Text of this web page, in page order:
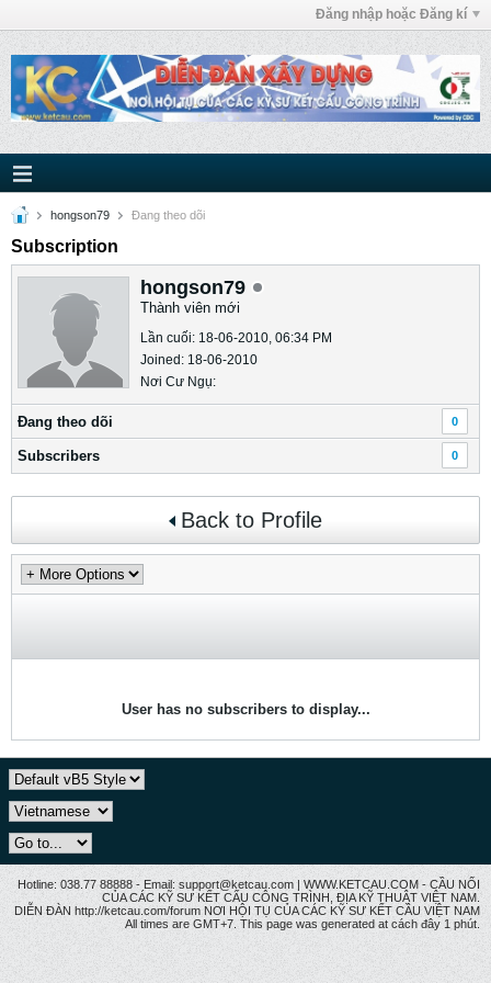
Đăng nhập hoặc Đăng kí
hongson79 Ðang theo dõi
Subscription
hongson79
Thành viên mới
Lần cuối: 18-06-2010, 06:34 PM
Joined: 18-06-2010
Nơi Cư Ngụ:
Ðang theo dõi 0
Subscribers 0
Back to Profile
User has no subscribers to display...
Hotline: 038.77 88888 - Email: support@ketcau.com | WWW.KETCAU.COM - CẦU NỐI
CỦA CÁC KỸ SƯ KẾT CẤU CÔNG TRÌNH, ĐỊA KỸ THUẬT VIỆT NAM.
DIỄN ĐÀN http://ketcau.com/forum NƠI HỘI TỤ CỦA CÁC KỸ SƯ KẾT CÂU VIỆT NAM
All times are GMT+7. This page was generated at cách đây 1 phút.